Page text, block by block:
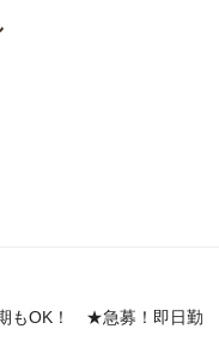
もOK！ ★急募！即日勤